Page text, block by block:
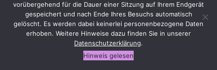
vorübergehend für die Dauer einer Sitzung auf Ihrem Endgerät
gespeichert und nach Ende Ihres Besuchs automatisch
gelöscht. Es werden dabei keinerlei personenbezogene Daten
erhoben. Weitere Hinweise dazu finden Sie in unserer
Datenschutzerklärung.
Hinweis gelesen